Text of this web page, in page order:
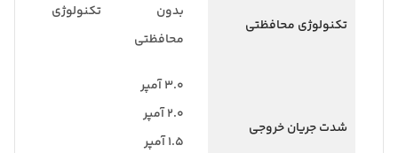
تکنولوژی محافظتی
بدون تکنولوژی
محافظتی
شدت جریان خروجی
۳.۰ آمپر
۲.۰ آمپر
۱.۵ آمپر